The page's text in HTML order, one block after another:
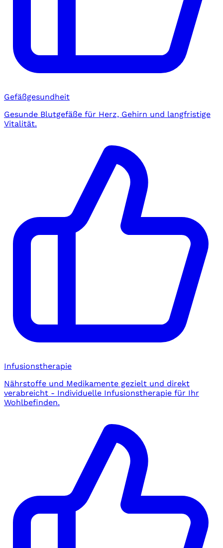
Gefäßgesundheit
Gesunde Blutgefäße für Herz, Gehirn und langfristige
Vitalität.
Infusionstherapie
Nährstoffe und Medikamente gezielt und direkt
verabreicht - Individuelle Infusionstherapie für Ihr
Wohlbefinden.